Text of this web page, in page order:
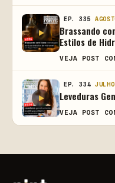
EP. 335
Brassando
Estilos de
VEJA POST
EP. 334
Leveduras
VEJA POST